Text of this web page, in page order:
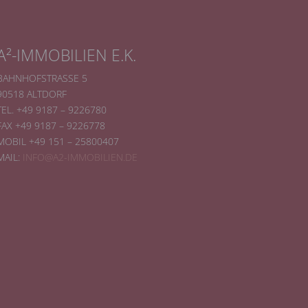
IMMOBILIEN E.K.
5
ALTDORF
+49 9187 – 9226780
+49 9187 – 9226778
+49 151 – 25800407
INFO@A2-IMMOBILIEN.DE
zu